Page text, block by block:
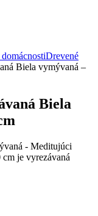
Drevené
Biela vymývaná –
Biela
- Meditujúci
je vyrezávaná